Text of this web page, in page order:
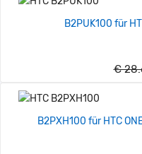
B2PUK100 für
€
B2PXH100 für HTC